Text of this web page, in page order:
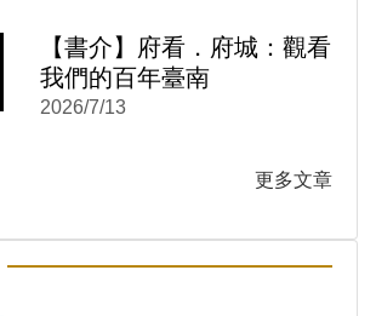
【書介】府看．府城：觀看
我們的百年臺南
2026/7/13
更多文章